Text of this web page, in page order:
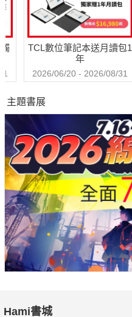
TCL數位筆記本送月讀包1
年
2026/06/20 - 2026/08/31
主題書展
Hami書城